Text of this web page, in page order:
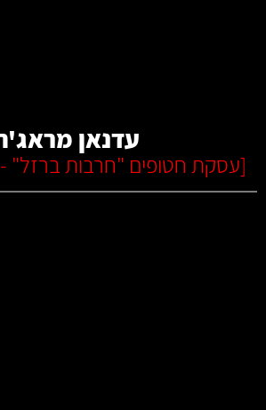
עדנאן
[עסקת חטופים "חרבות ברזל"